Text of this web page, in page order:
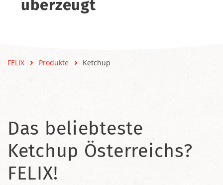
überzeugt
FELIX Produkte Ketchup
Das beliebteste
Ketchup Österreichs?
FELIX!